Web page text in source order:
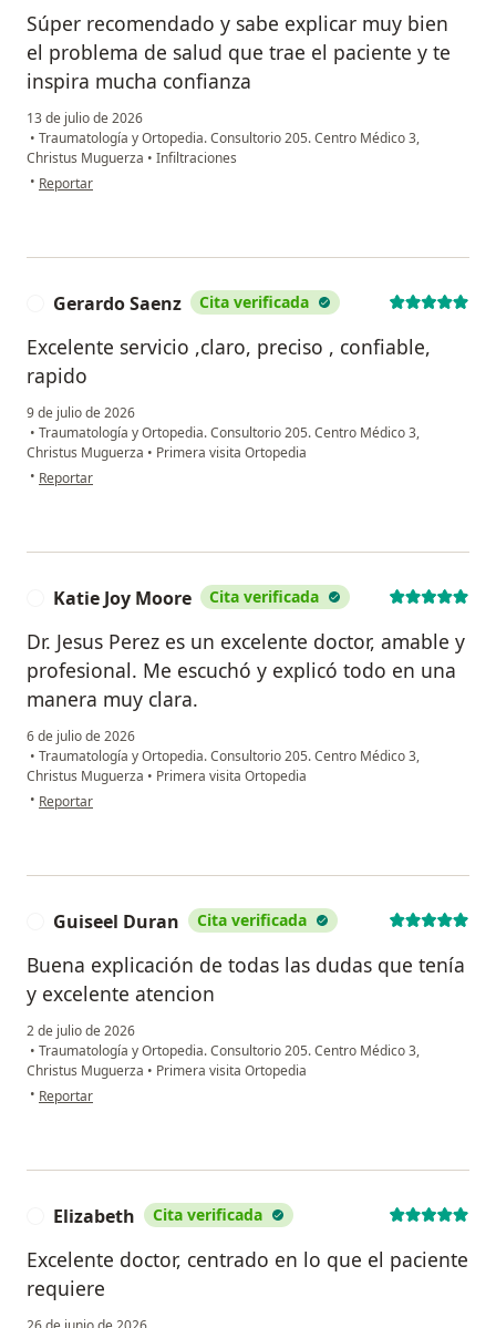
Súper recomendado y sabe explicar muy bien
el problema de salud que trae el paciente y te
inspira mucha confianza
13 de julio de 2026
• Traumatología y Ortopedia. Consultorio 205. Centro Médico 3,
Christus Muguerza • Infiltraciones
• en opinión del usuario L.Javalera
Reportar
Gerardo Saenz Cita verificada
Excelente servicio ,claro, preciso , confiable,
rapido
9 de julio de 2026
• Traumatología y Ortopedia. Consultorio 205. Centro Médico 3,
Christus Muguerza • Primera visita Ortopedia
• en opinión del usuario Gerardo Saenz
Reportar
Katie Joy Moore Cita verificada
Dr. Jesus Perez es un excelente doctor, amable y
profesional. Me escuchó y explicó todo en una
manera muy clara.
6 de julio de 2026
• Traumatología y Ortopedia. Consultorio 205. Centro Médico 3,
Christus Muguerza • Primera visita Ortopedia
• en opinión del usuario Katie Joy Moore
Reportar
Guiseel Duran Cita verificada
Buena explicación de todas las dudas que tenía
y excelente atencion
2 de julio de 2026
• Traumatología y Ortopedia. Consultorio 205. Centro Médico 3,
Christus Muguerza • Primera visita Ortopedia
• en opinión del usuario Guiseel Duran
Reportar
Elizabeth Cita verificada
Excelente doctor, centrado en lo que el paciente
requiere